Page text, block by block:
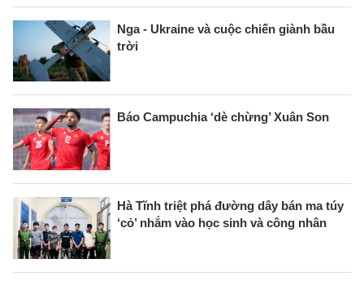
Nga - Ukraine và cuộc chiến giành bầu
trời
Báo Campuchia ‘dè chừng’ Xuân Son
Hà Tĩnh triệt phá đường dây bán ma túy
‘cỏ’ nhắm vào học sinh và công nhân